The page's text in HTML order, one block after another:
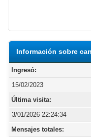
Información sobre
Ingresó:
15/02/2023
Última visita:
3/01/2026 22:24:34
Mensajes totales: